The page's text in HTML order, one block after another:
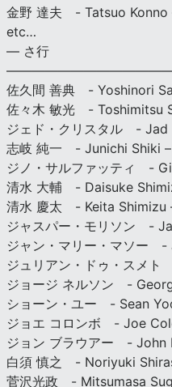
金野 達夫 - Tatsuo Konno
etc…
— さ行
佐久間 善典 - Yoshinori
佐々木 敏光 - Toshimitsu
ジェド・クリスタル - Jad
志岐 純一 - Junichi Shiki –
ジノ・サルファッティ -
清水 大輔 - Daisuke
清水 慶太 - Keita Shimizu
ジャスパー・モリソン -
ジャン・マリー・マソー
ジュリアン・ドゥ・スメ
ジョージ ネルソン -
ショーン・ユー - Sean
ジョエ コロンボ - Joe
ジョン ブラウアー - John
白須 慎之 - Noriyuki
菅沢光政 - Mitsumasa